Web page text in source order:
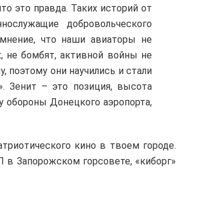
это правда. Таких историй от
добровольческого
что наши авиаторы не
не бомбят, активной войны не
поэтому они научились и стали
Зенит – это позиция, высота
обороны Донецкого аэропорта,
кино в твоем городе.
Запорожском горсовете, «киборг»